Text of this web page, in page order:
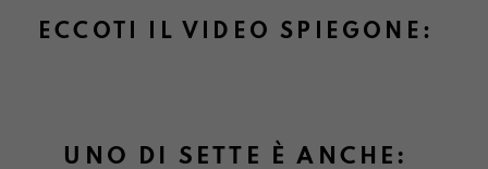
ECCOTI IL VIDEO SPIEGONE:
UNO DI SETTE È ANCHE: